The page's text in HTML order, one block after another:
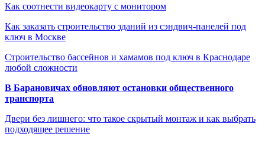
Как соотнести видеокарту с монитором
Как заказать строительство зданий из сэндвич-панелей под
ключ в Москве
Строительство бассейнов и хамамов под ключ в Краснодаре
любой сложности
В Барановичах обновляют остановки общественного
транспорта
Двери без лишнего: что такое скрытый монтаж и как выбрать
подходящее решение